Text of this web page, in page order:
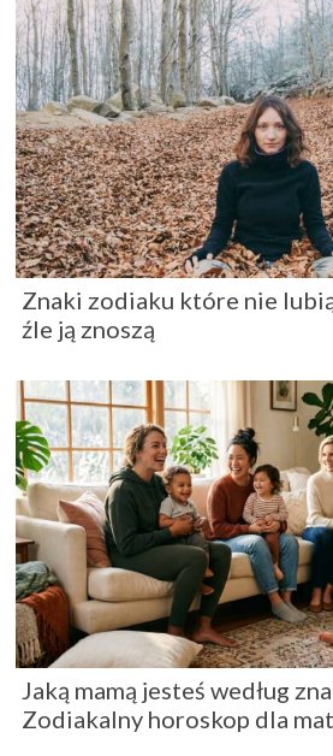
Znaki zodiaku które nie
źle ją znoszą
Jaką mamą jesteś według
Zodiakalny horoskop dla